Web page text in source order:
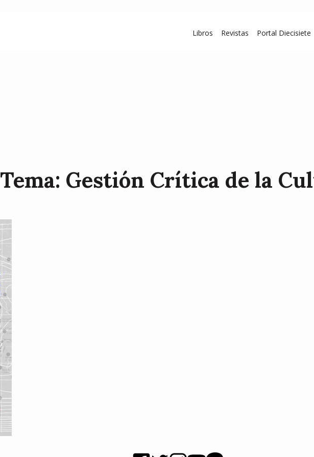
Libros Revistas Portal Diecisiete
Tema: Gestión Crítica de la